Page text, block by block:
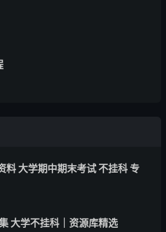
料 大学期中期末考试 不挂科 专
大学不挂科｜资源库精选